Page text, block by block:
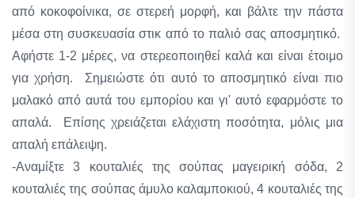
από κοκοφοίνικα, σε στερεή μορφή, και βάλτε την πάστα
μέσα στη συσκευασία στικ από το παλιό σας αποσμητικό.
Αφήστε 1-2 μέρες, να στερεοποιηθεί καλά και είναι έτοιμο
για χρήση. Σημειώστε ότι αυτό το αποσμητικό είναι πιο
μαλακό από αυτά του εμπορίου και γι' αυτό εφαρμόστε το
απαλά. Επίσης χρειάζεται ελάχιστη ποσότητα, μόλις μια
απαλή επάλειψη.
-Αναμίξτε 3 κουταλιές της σούπας μαγειρική σόδα, 2
κουταλιές της σούπας άμυλο καλαμποκιού, 4 κουταλιές της